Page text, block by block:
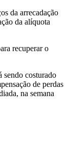
da arrecadação
da alíquota
recuperar o
sendo costurado
de perdas
na semana